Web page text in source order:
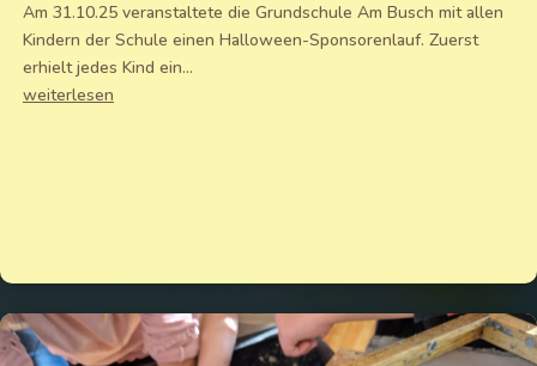
Am 31.10.25 veranstaltete die Grundschule Am Busch mit allen
Kindern der Schule einen Halloween-Sponsorenlauf. Zuerst
erhielt jedes Kind ein...
weiterlesen